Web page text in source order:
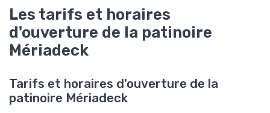
Les tarifs et horaires
d'ouverture de la patinoire
Mériadeck
Tarifs et horaires d'ouverture de la
patinoire Mériadeck